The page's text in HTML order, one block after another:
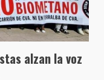
alzan la voz